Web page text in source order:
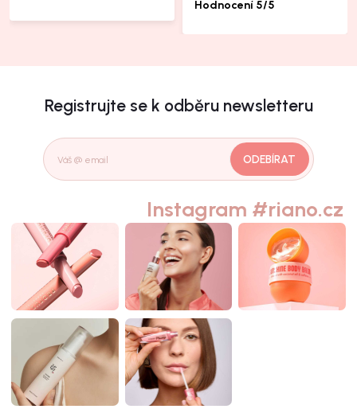
Hodnocení 5/5
Registrujte se k odběru newsletteru
ODEBÍRAT
Instagram #riano.cz